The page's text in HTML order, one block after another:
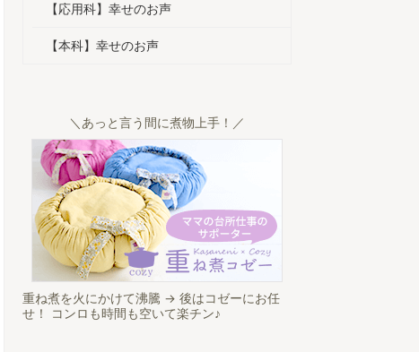
【応用科】幸せのお声
【本科】幸せのお声
＼あっと言う間に煮物上手！／
重ね煮を火にかけて沸騰 → 後はコゼーにお任
せ！ コンロも時間も空いて楽チン♪